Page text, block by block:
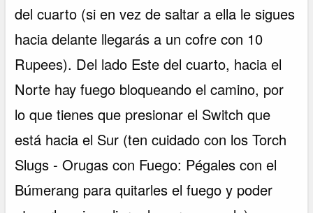
del cuarto (si en vez de saltar a ella le sigues
hacia delante llegarás a un cofre con 10
Rupees). Del lado Este del cuarto, hacia el
Norte hay fuego bloqueando el camino, por
lo que tienes que presionar el Switch que
está hacia el Sur (ten cuidado con los Torch
Slugs - Orugas con Fuego: Pégales con el
Búmerang para quitarles el fuego y poder